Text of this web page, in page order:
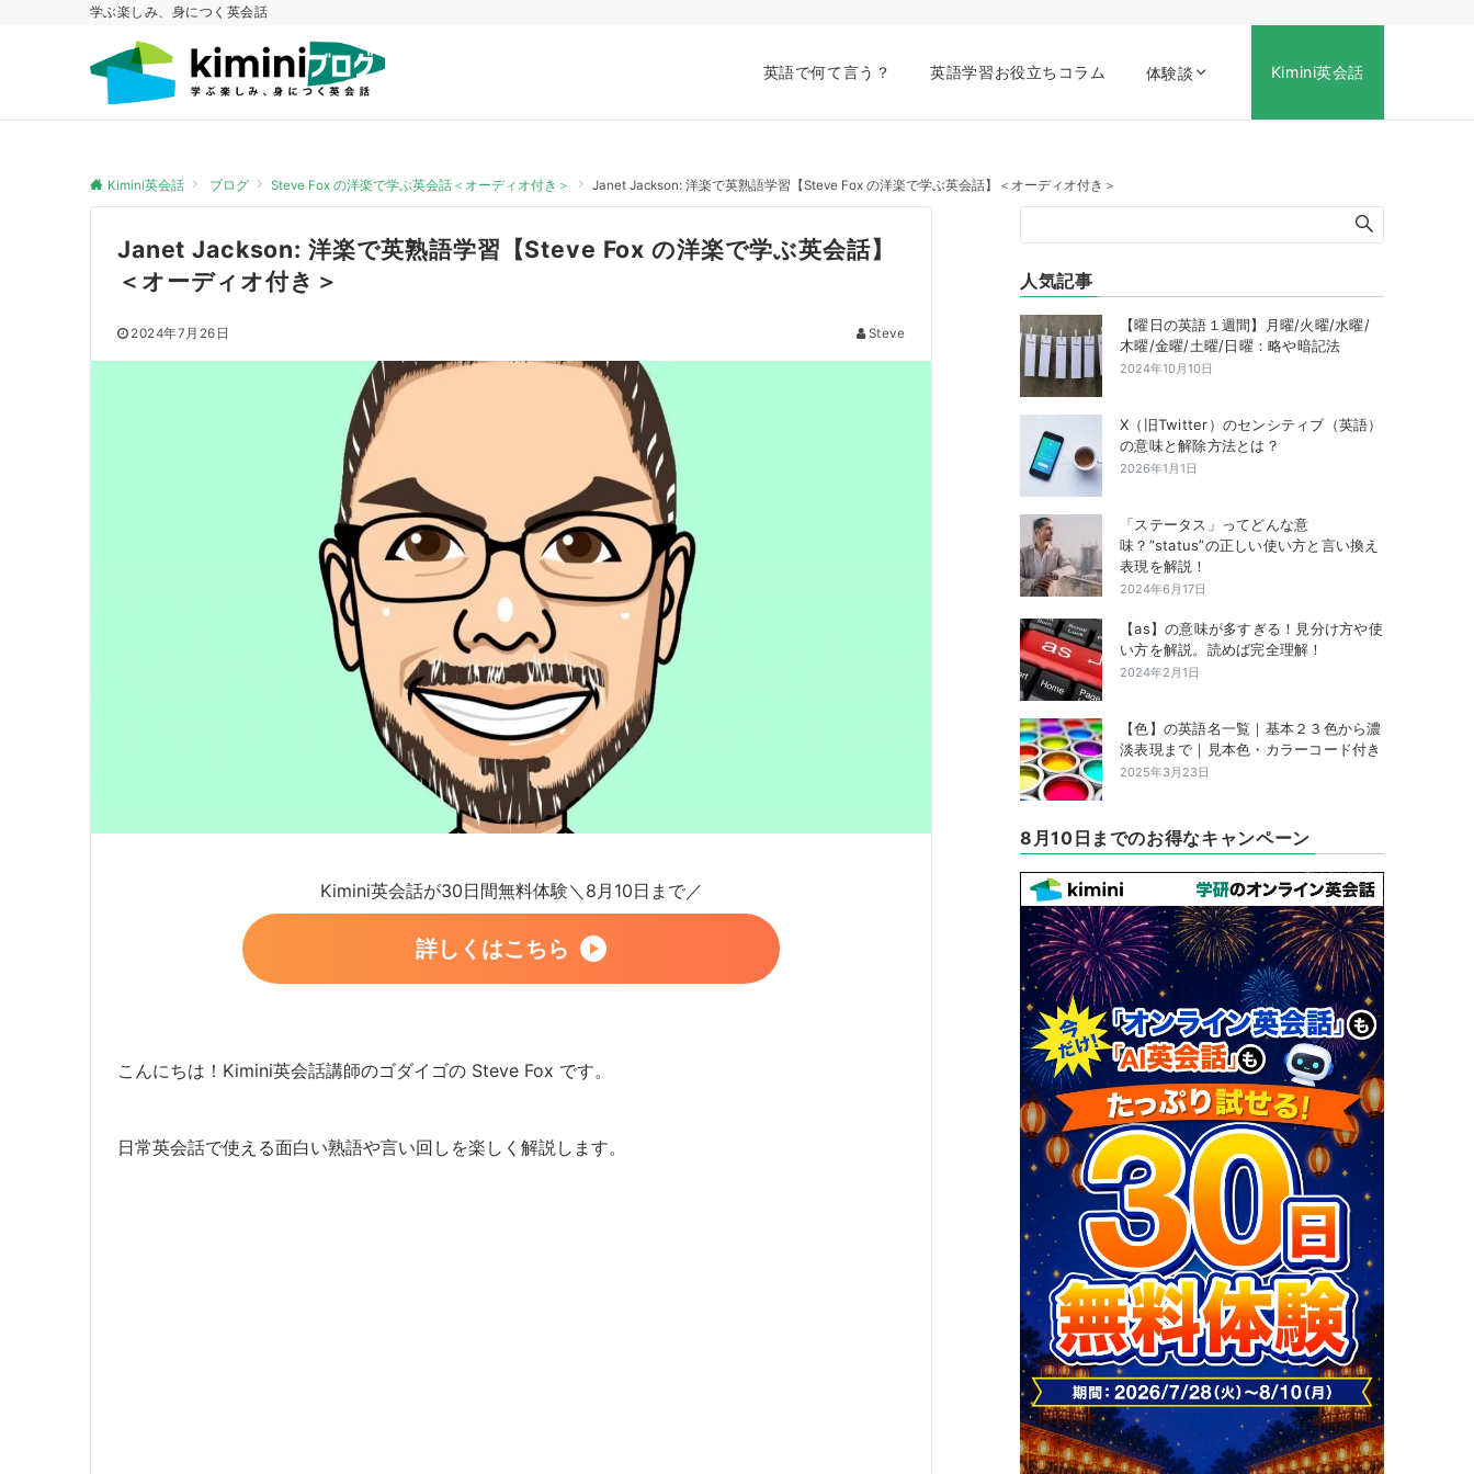
学ぶ楽しみ、身につく英会話
英語で何て言う？ 英語学習お役立ちコラム 体験談 Kimini英会話
Kimini英会話 ブログ Steve Fox の洋楽で学ぶ英会話＜オーディオ付き＞ Janet Jackson: 洋楽で英熟語学習【Steve Fox の洋楽で学ぶ英会話】＜オーディオ付き＞
Janet Jackson: 洋楽で英熟語学習【Steve Fox の洋楽で学ぶ英会話】
＜オーディオ付き＞
2024年7月26日 Steve
Kimini英会話が30日間無料体験＼8月10日まで／
詳しくはこちら
こんにちは！Kimini英会話講師のゴダイゴの Steve Fox です。
日常英会話で使える面白い熟語や言い回しを楽しく解説します。
人気記事
【曜日の英語１週間】月曜/火曜/水曜/
木曜/金曜/土曜/日曜：略や暗記法
2024年10月10日
X（旧Twitter）のセンシティブ（英語）
の意味と解除方法とは？
2026年1月1日
「ステータス」ってどんな意
味？”status”の正しい使い方と言い換え
表現を解説！
2024年6月17日
【as】の意味が多すぎる！見分け方や使
い方を解説。読めば完全理解！
2024年2月1日
【色】の英語名一覧｜基本２３色から濃
淡表現まで｜見本色・カラーコード付き
2025年3月23日
8月10日までのお得なキャンペーン